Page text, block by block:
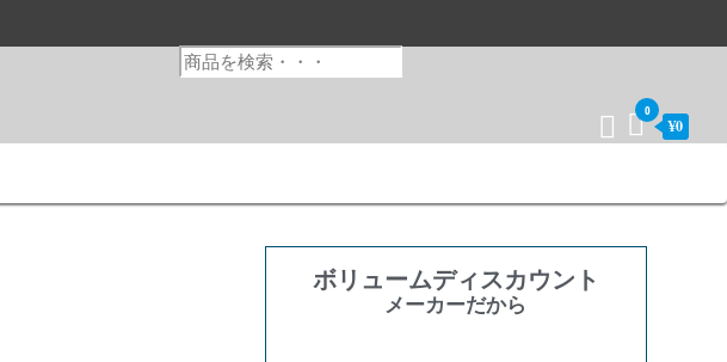
0
¥0
ボリュームディスカウント
メーカーだから